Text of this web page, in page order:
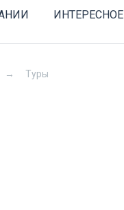
ИНТЕРЕСНОЕ
Туры